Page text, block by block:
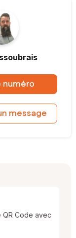
numéro
message
Code avec